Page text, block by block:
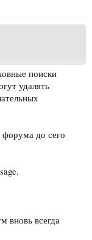
поиски
удалять
форума до сего
вновь всегда